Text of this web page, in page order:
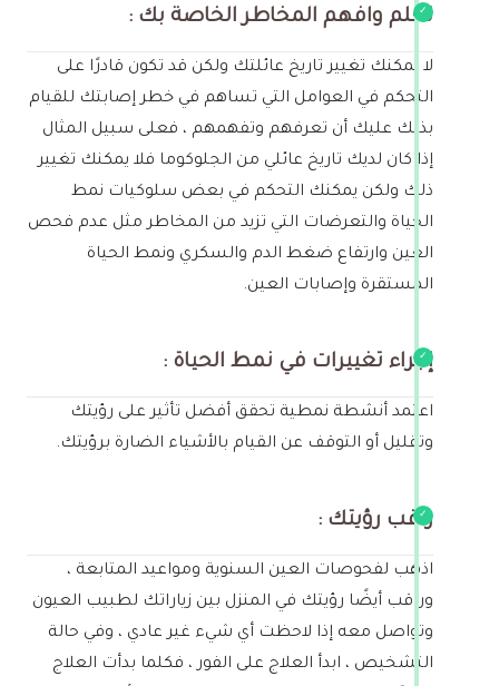
تعلم وافهم المخاطر الخاصة بك :
لا يمكنك تغيير تاريخ عائلتك ولكن قد تكون قادرًا على
التحكم في العوامل التي تساهم في خطر إصابتك للقيام
بذلك عليك أن تعرفهم وتفهمهم ، فعلى سبيل المثال
إذا كان لديك تاريخ عائلي من الجلوكوما فلا يمكنك تغيير
ذلك ولكن يمكنك التحكم في بعض سلوكيات نمط
الحياة والتعرضات التي تزيد من المخاطر مثل عدم فحص
العين وارتفاع ضغط الدم والسكري ونمط الحياة
المستقرة وإصابات العين.
إجراء تغييرات في نمط الحياة :
اعتمد أنشطة نمطية تحقق أفضل تأثير على رؤيتك
وتقليل أو التوقف عن القيام بالأشياء الضارة برؤيتك.
راقب رؤيتك :
اذهب لفحوصات العين السنوية ومواعيد المتابعة ،
وراقب أيضًا رؤيتك في المنزل بين زياراتك لطبيب العيون
وتواصل معه إذا لاحظت أي شيء غير عادي ، وفي حالة
التشخيص ، ابدأ العلاج على الفور ، فكلما بدأت العلاج